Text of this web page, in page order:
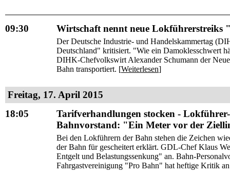
09:30 Wirtschaft nennt neue
Der Deutsche Industrie- und Handelskammertag
Deutschland" kritisiert. "Wie ein Damoklesschwert
DIHK-Chefvolkswirt Alexander Schumann der
Bahn transportiert. [Weiterlesen]
Freitag, 17. April 2015
18:05
Tarifverhandlungen stocken -
Bahnvorstand: "Ein Meter vor der
Bei den Lokführern der Bahn stehen die Zeichen
der Bahn für gescheitert erklärt. GDL-Chef Klaus
Entgelt und Belastungssenkung" an. Bahn-
Fahrgastvereinigung "Pro Bahn" hat heftige Kritik